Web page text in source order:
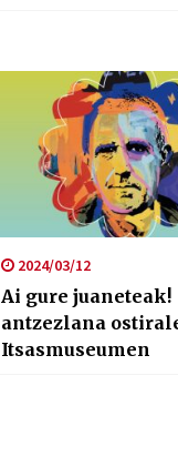
2024/03/12
Ai gure juaneteak!
antzezlana
Itsasmuseumen